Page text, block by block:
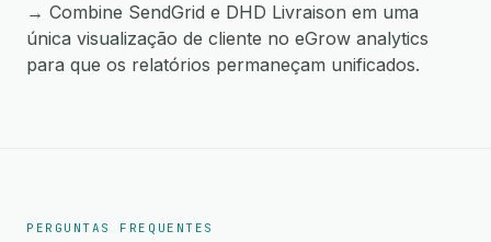
→ Combine SendGrid e DHD Livraison em uma
única visualização de cliente no eGrow analytics
para que os relatórios permaneçam unificados.
PERGUNTAS FREQUENTES